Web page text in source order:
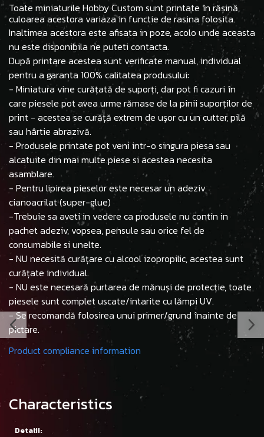
Toate miniaturile Hobby Custom sunt printate în rășină,
culoarea acestora variaza in functie de rasina folosita.
Inaltimea acestora este afisata in poze, acolo unde aceasta
nu este disponibila ne puteti contacta.
După printare acestea sunt verificate manual, individual
pentru a garanta 100% calitatea produsului:
- Miniatura vine curățată de suporți, dar pot fi cazuri în
care piesele pot avea urme rămase de la pinii suporților de
print - acestea se curăță extrem de ușor cu un cutter, pilă
sau hârtie abrazivă.
- Produsele printate pot veni intr-o singura piesa sau
alcatuite din mai multe piese si acestea necesita
asamblare.
- Pentru lipirea pieselor este necesar un adeziv
cianoacrilat (super-glue)
-Trebuie sa aveti in vedere ca produsele nu contin in
pachet adeziv, vopsea, pensule sau orice fel de
consumabile si unelte.
- NU necesită curățare cu alcool izopropilic, acestea sunt
curățate individual.
- NU este necesară purtarea de mănuși de protecție, toate
piesele sunt complet uscate/intarite cu lămpi UV.
- Se recomandă folosirea unui primer/grund înainte de
pictare.
Product compliance information
Characteristics
Detalii: